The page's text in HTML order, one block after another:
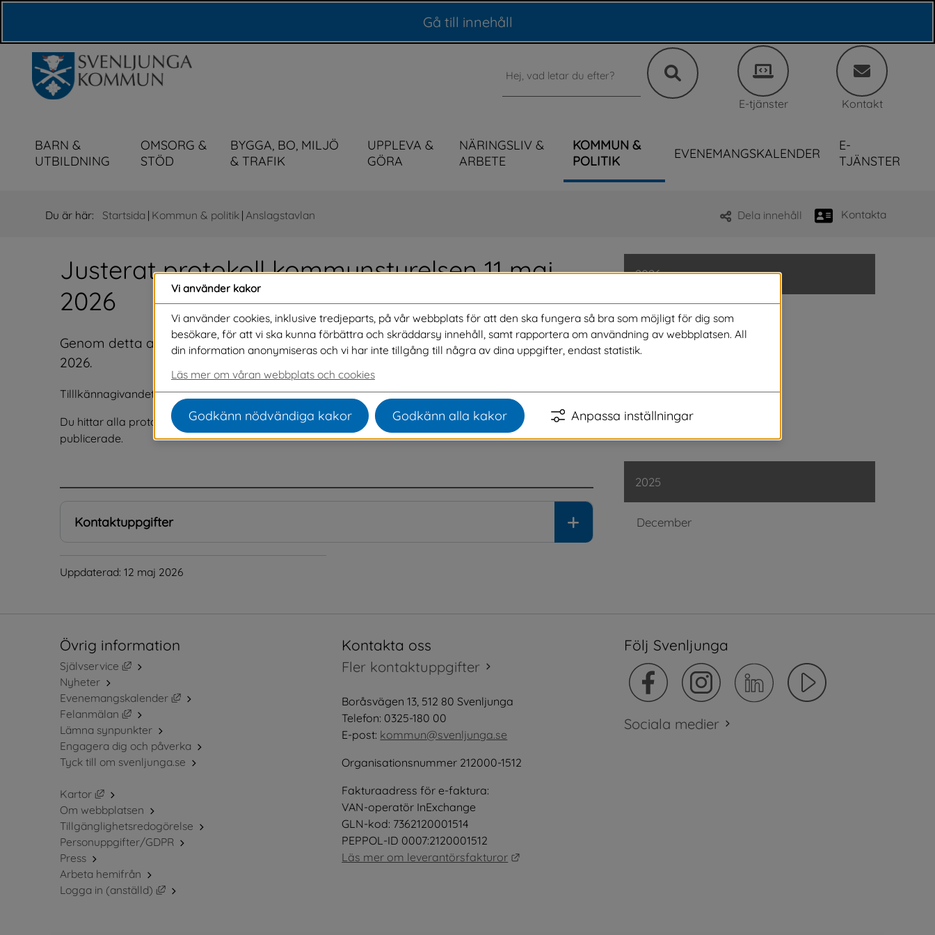
Gå till innehåll
Sök
E-tjänster Kontakt
BARN &
UTBILDNING
OMSORG &
STÖD
BYGGA, BO, MILJÖ
& TRAFIK
UPPLEVA &
GÖRA
NÄRINGSLIV &
ARBETE
KOMMUN &
POLITIK
EVENEMANGSKALENDER
E-
TJÄNSTER
Du är här: Startsida | Kommun & politik | Anslagstavlan Dela innehåll Kontakta
Justerat protokoll kommunstyrelsen 11 maj
2026
Genom detta anslag tillkännages justering av protokoll för kommunstyrelsen 11 maj
2026.
Tilllkännagivandet finns publicerat 12 maj 2026 till och med 3 juni 2026.
Du hittar alla protokoll i pdf-format på sidan Möten och protokoll. Protokoll från arbetsutskott blir inte
publicerade.
Kontaktuppgifter
Uppdaterad: 12 maj 2026
2026
Juli
Juni
Maj
2025
December
Övrig information
Självservice
Länk till annan webbplats, öppnas i nytt fönster.
Nyheter
Evenemangskalender
Länk till annan webbplats, öppnas i nytt fönster.
Felanmälan
Länk till annan webbplats, öppnas i nytt fönster.
Lämna synpunkter
Engagera dig och påverka
Tyck till om svenljunga.se
Kartor
Länk till annan webbplats, öppnas i nytt fönster.
Om webbplatsen
Tillgänglighetsredogörelse
Personuppgifter/GDPR
Press
Arbeta hemifrån
Logga in (anställd)
Länk till annan webbplats, öppnas i nytt fönster.
Kontakta oss
Fler kontaktuppgifter
Boråsvägen 13, 512 80 Svenljunga
Telefon: 0325-180 00
E-post: kommun@svenljunga.se
Organisationsnummer 212000-1512
Fakturaadress för e-faktura:
VAN-operatör InExchange
GLN-kod: 7362120001514
PEPPOL-ID 0007:2120001512
Läs mer om leverantörsfakturor
Följ Svenljunga
Sociala medier
Vi använder kakor
Vi använder cookies, inklusive tredjeparts, på vår webbplats för att den ska fungera så bra som möjligt för dig som
besökare, för att vi ska kunna förbättra och skräddarsy innehåll, samt rapportera om användning av webbplatsen. All
din information anonymiseras och vi har inte tillgång till några av dina uppgifter, endast statistik.
Läs mer om våran webbplats och cookies
Godkänn nödvändiga kakor Godkänn alla kakor Anpassa inställningar